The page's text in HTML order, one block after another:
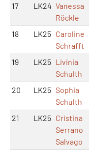
17 LK24 Vanessa
Röckle
18 LK25 Caroline
Schrafft
19 LK25 Livinia
Schulth
20 LK25 Sophia
Schulth
21 LK25 Cristina
Serrano
Salvago